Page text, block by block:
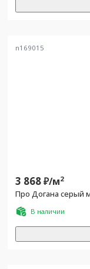
n169015
3 868₽/м2
Про Догана серый
В наличии